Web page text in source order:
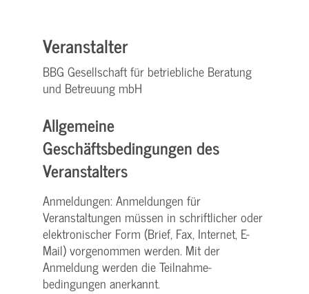
Veranstalter
BBG Gesellschaft für betriebliche Beratung
und Betreuung mbH
Allgemeine
Geschäftsbedingungen des
Veranstalters
Anmeldungen: Anmeldungen für
Veranstaltungen müssen in schriftlicher oder
elektronischer Form (Brief, Fax, Internet, E-
Mail) vorgenommen werden. Mit der
Anmeldung werden die Teilnahme­
bedingungen anerkannt.